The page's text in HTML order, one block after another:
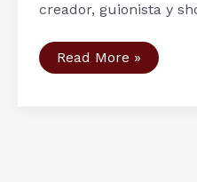
creador, guionista y
Presentación
de
Read More »